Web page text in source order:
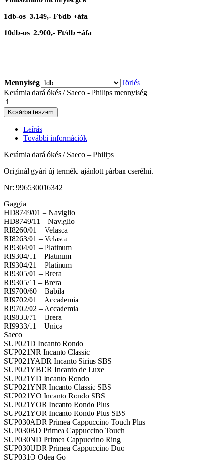
1db-os 3.149,- Ft/db +áfa
10db-os 2.900,- Ft/db +áfa
Mennyiség
Törlés
Kerámia darálókés / Saeco - Philips mennyiség
Kosárba teszem
Leírás
További információk
Kerámia darálókés / Saeco – Philips
Originál gyári új termék, ajánlott párban cserélni.
Nr: 996530016342
Gaggia
HD8749/01 – Naviglio
HD8749/11 – Naviglio
RI8260/01 – Velasca
RI8263/01 – Velasca
RI9304/01 – Platinum
RI9304/11 – Platinum
RI9304/21 – Platinum
RI9305/01 – Brera
RI9305/11 – Brera
RI9700/60 – Babila
RI9702/01 – Accademia
RI9702/02 – Accademia
RI9833/71 – Brera
RI9933/11 – Unica
Saeco
SUP021D Incanto Rondo
SUP021NR Incanto Classic
SUP021YADR Incanto Sirius SBS
SUP021YBDR Incanto de Luxe
SUP021YD Incanto Rondo
SUP021YNR Incanto Classic SBS
SUP021YO Incanto Rondo SBS
SUP021YOR Incanto Rondo Plus
SUP021YOR Incanto Rondo Plus SBS
SUP030ADR Primea Cappuccino Touch Plus
SUP030BD Primea Cappuccino Touch
SUP030ND Primea Cappuccino Ring
SUP030UDR Primea Cappuccino Duo
SUP031O Odea Go